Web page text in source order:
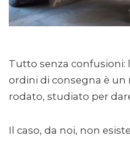
Tutto senza confusioni:
ordini di consegna è
rodato, studiato per
Il caso, da noi, non